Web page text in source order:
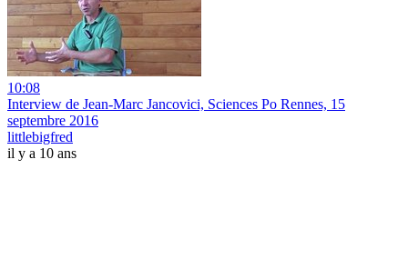
10:08
Interview de Jean-Marc Jancovici, Sciences Po Rennes, 15
septembre 2016
littlebigfred
il y a 10 ans